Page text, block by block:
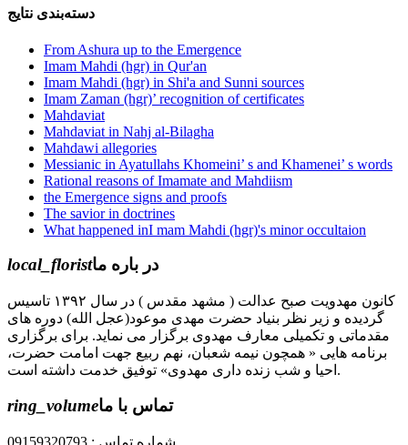
دسته‌بندی نتایج
From Ashura up to the Emergence
Imam Mahdi (hgr) in Qur'an
Imam Mahdi (hgr) in Shi'a and Sunni sources
Imam Zaman (hgr)’ recognition of certificates
Mahdaviat
Mahdaviat in Nahj al-Bilagha
Mahdawi allegories
Messianic in Ayatullahs Khomeini’ s and Khamenei’ s words
Rational reasons of Imamate and Mahdiism
the Emergence signs and proofs
The savior in doctrines
What happened inI mam Mahdi (hgr)'s minor occultaion
local_floristدر باره ما
کانون مهدویت صبح عدالت ( مشهد مقدس ) در سال ۱۳۹۲ تاسیس
گردیده و زیر نظر بنیاد حضرت مهدی موعود(عجل الله) دوره های
مقدماتی و تکمیلی معارف مهدوی برگزار می نماید. برای برگزاری
برنامه هایی « همچون نیمه شعبان، نهم ربیع جهت امامت حضرت،
احیا و شب زنده داری مهدوی» توفیق خدمت داشته است.
ring_volumeتماس با ما
شماره تماس : 09159320793